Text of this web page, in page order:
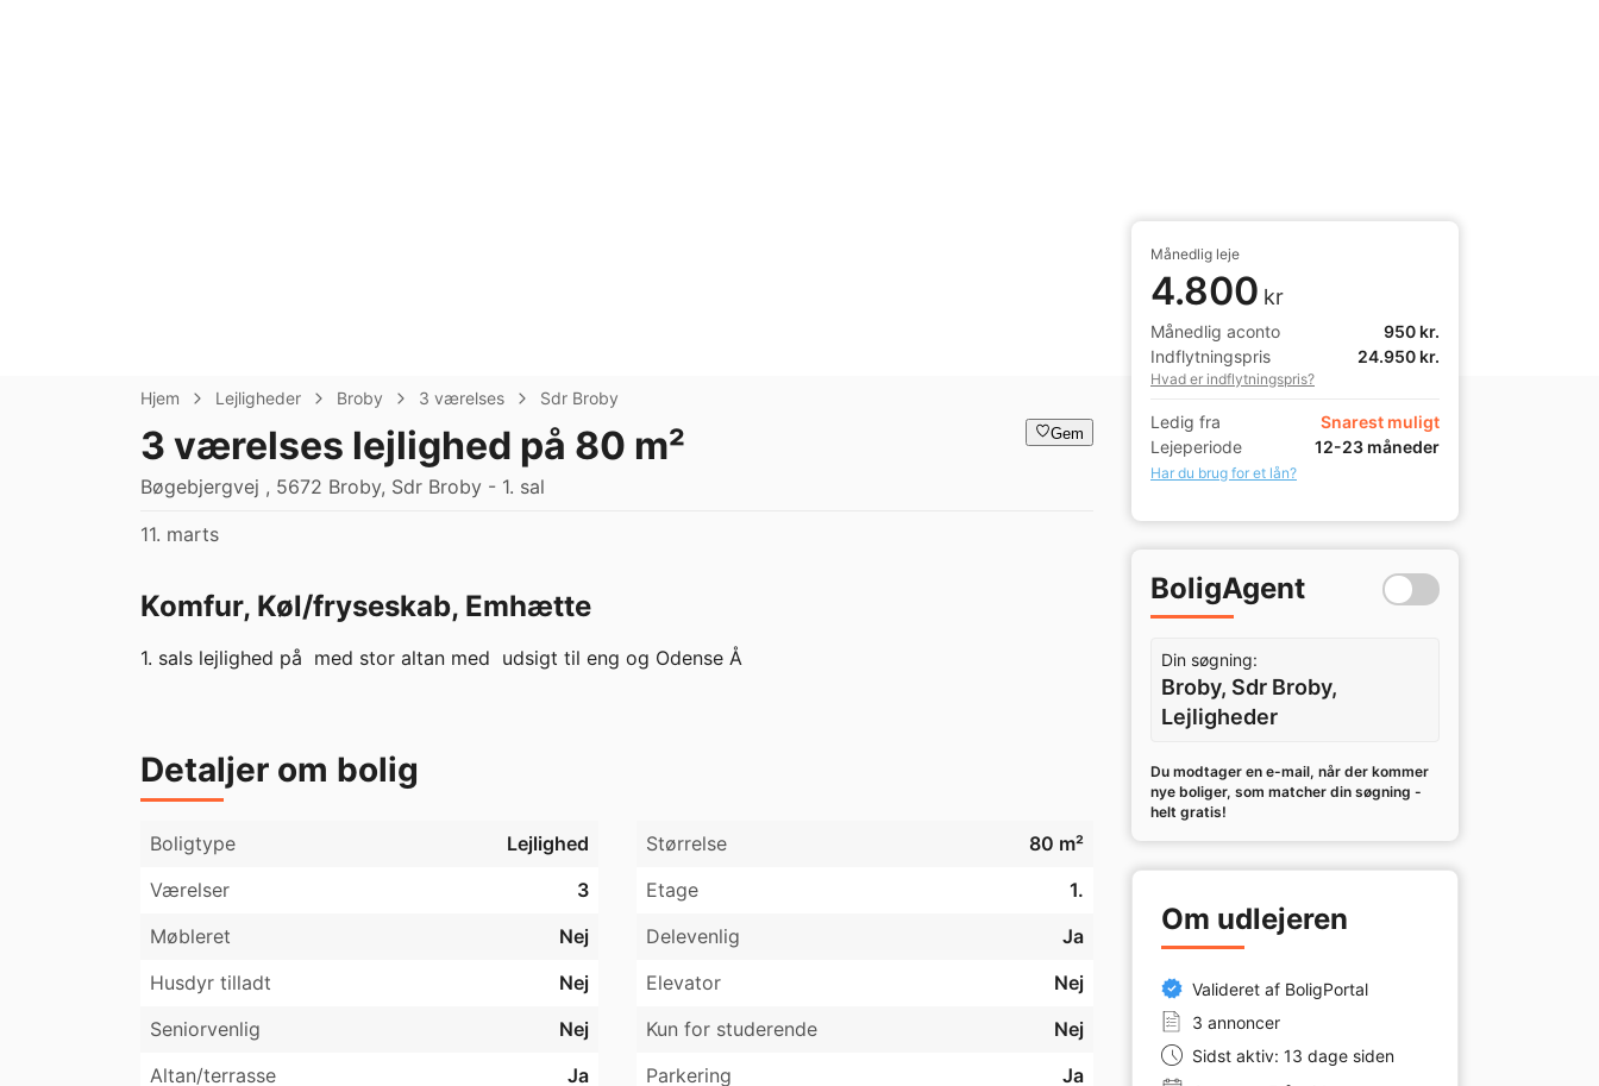
Hjem Lejligheder Broby 3 værelses Sdr Broby
3 værelses lejlighed på 80 m²
Bøgebjergvej , 5672 Broby, Sdr Broby - 1. sal
Gem
11. marts
Komfur, Køl/fryseskab, Emhætte
1. sals lejlighed på  med stor altan med  udsigt til eng og Odense Å
Detaljer om bolig
Boligtype Lejlighed Størrelse
80 m²
Værelser
3 Etage
1.
Møbleret
Nej Delevenlig
Ja
Husdyr tilladt
Nej Elevator
Nej
Seniorvenlig
Nej Kun for studerende
Nej
Altan/terrasse
Ja Parkering
Ja
Månedlig leje
4.800 kr
Månedlig aconto
950 kr.
Indflytningspris
24.950 kr.
Hvad er indflytningspris?
Ledig fra
Snarest muligt
Lejeperiode
12-23 måneder
Har du brug for et lån?
BoligAgent
Din søgning:
Broby, Sdr Broby,
Lejligheder
Du modtager en e-mail, når der kommer
nye boliger, som matcher din søgning -
helt gratis!
Om udlejeren
Valideret af BoligPortal
3 annoncer
Sidst aktiv: 13 dage siden